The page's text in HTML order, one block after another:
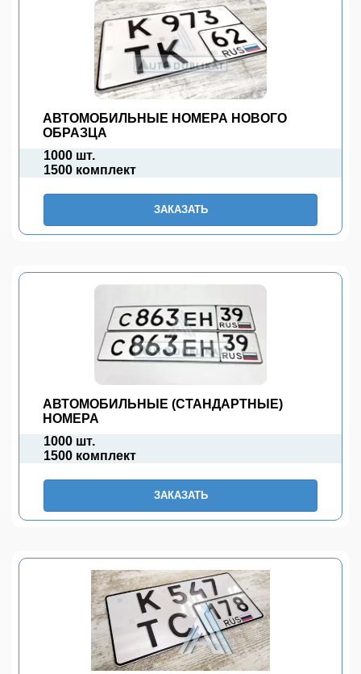
АВТОМОБИЛЬНЫЕ НОМЕРА НОВОГО
ОБРАЗЦА
1000 шт.
1500 комплект
ЗАКАЗАТЬ
АВТОМОБИЛЬНЫЕ (СТАНДАРТНЫЕ)
НОМЕРА
1000 шт.
1500 комплект
ЗАКАЗАТЬ